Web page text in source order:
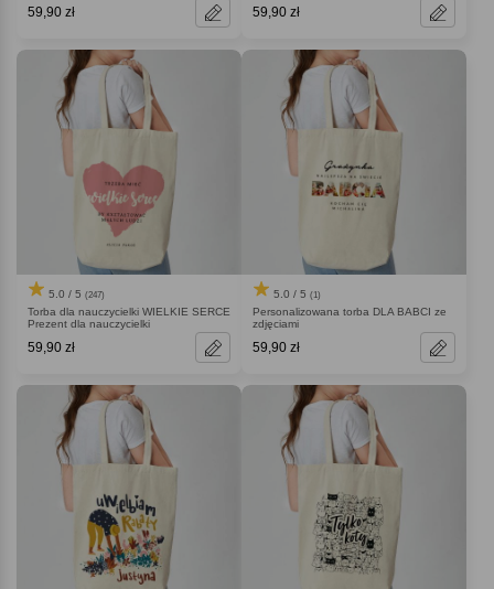
59,90 zł 59,90 zł
5.0 / 5 (247)
Torba dla nauczycielki WIELKIE SERCE
Prezent dla nauczycielki
59,90 zł
5.0 / 5 (1)
Personalizowana torba DLA BABCI ze
zdjęciami
59,90 zł